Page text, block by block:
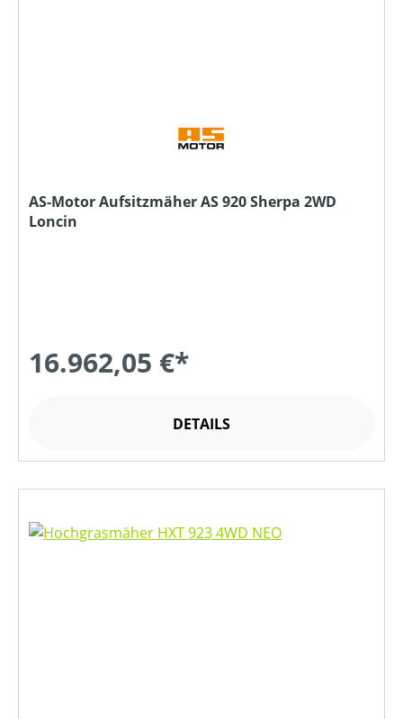
AS-Motor Aufsitzmäher AS 920 Sherpa 2WD
Loncin
16.962,05 €*
DETAILS